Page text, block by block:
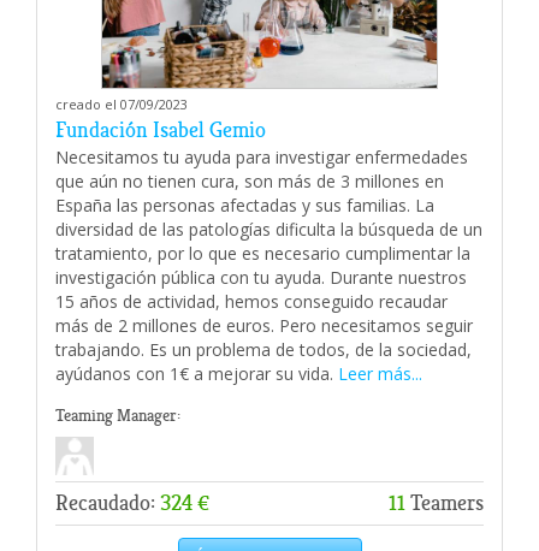
creado el 07/09/2023
Fundación Isabel Gemio
Necesitamos tu ayuda para investigar enfermedades
que aún no tienen cura, son más de 3 millones en
España las personas afectadas y sus familias. La
diversidad de las patologías dificulta la búsqueda de un
tratamiento, por lo que es necesario cumplimentar la
investigación pública con tu ayuda. Durante nuestros
15 años de actividad, hemos conseguido recaudar
más de 2 millones de euros. Pero necesitamos seguir
trabajando. Es un problema de todos, de la sociedad,
ayúdanos con 1€ a mejorar su vida. Leer más...
Teaming Manager:
Recaudado: 324 € 11Teamers